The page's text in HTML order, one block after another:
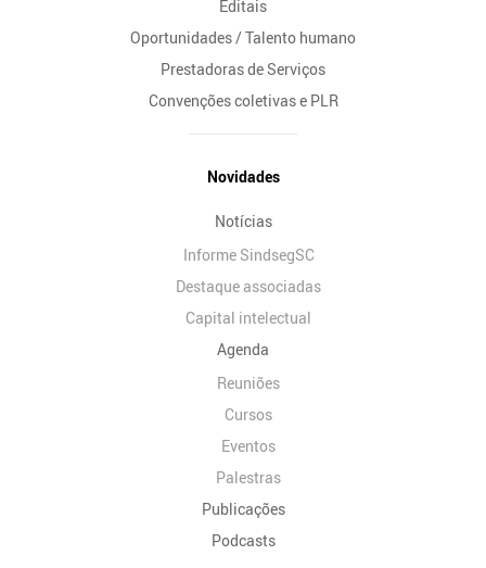
Editais
Oportunidades / Talento humano
Prestadoras de Serviços
Convenções coletivas e PLR
Novidades
Notícias
Informe SindsegSC
Destaque associadas
Capital intelectual
Agenda
Reuniões
Cursos
Eventos
Palestras
Publicações
Podcasts